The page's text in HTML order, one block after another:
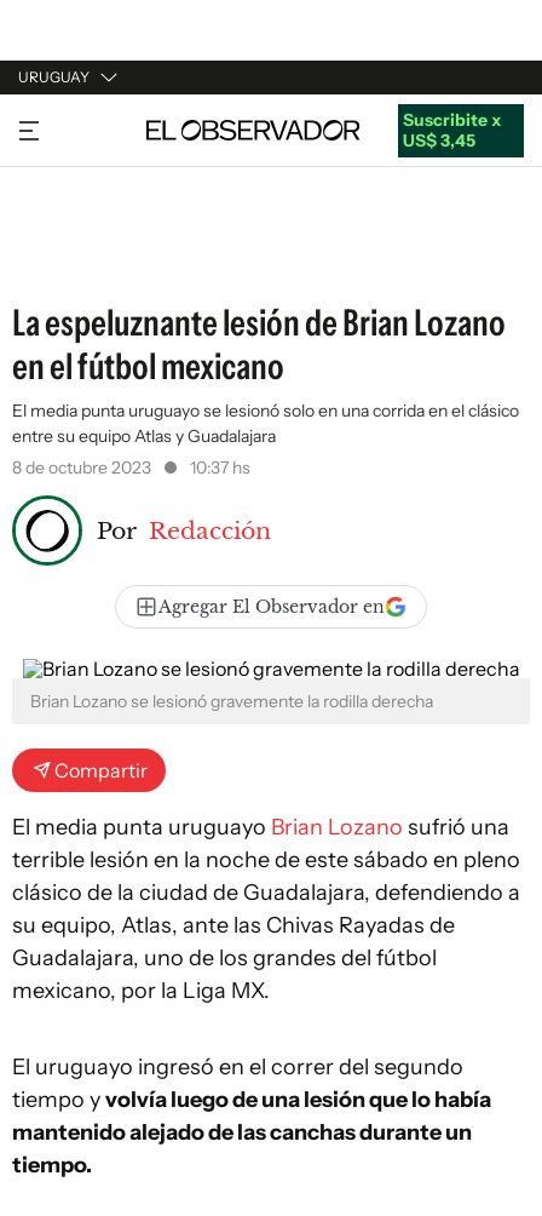
URUGUAY
URUGUAY
ARGENTINA
Suscribite x
US$ 3,45
La espeluznante lesión de Brian Lozano
en el fútbol mexicano
El media punta uruguayo se lesionó solo en una corrida en el clásico
entre su equipo Atlas y Guadalajara
8 de octubre 2023
10:37 hs
Por Redacción
Agregar El Observador en
Brian Lozano se lesionó gravemente la rodilla derecha
Compartir
El media punta uruguayo Brian Lozano sufrió una
terrible lesión en la noche de este sábado en pleno
clásico de la ciudad de Guadalajara, defendiendo a
su equipo, Atlas, ante las Chivas Rayadas de
Guadalajara, uno de los grandes del fútbol
mexicano, por la Liga MX.
El uruguayo ingresó en el correr del segundo
tiempo yvolvía luego de una lesión que lo había
mantenido alejado de las canchas durante un
tiempo.